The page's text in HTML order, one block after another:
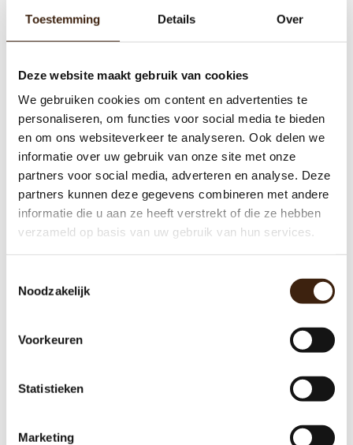
Toestemming Details Over
Deze website maakt gebruik van cookies
We gebruiken cookies om content en advertenties te
personaliseren, om functies voor social media te bieden
en om ons websiteverkeer te analyseren. Ook delen we
informatie over uw gebruik van onze site met onze
partners voor social media, adverteren en analyse. Deze
partners kunnen deze gegevens combineren met andere
informatie die u aan ze heeft verstrekt of die ze hebben
verzameld op basis van uw gebruik van hun services.
Noodzakelijk
Voorkeuren
Statistieken
Marketing